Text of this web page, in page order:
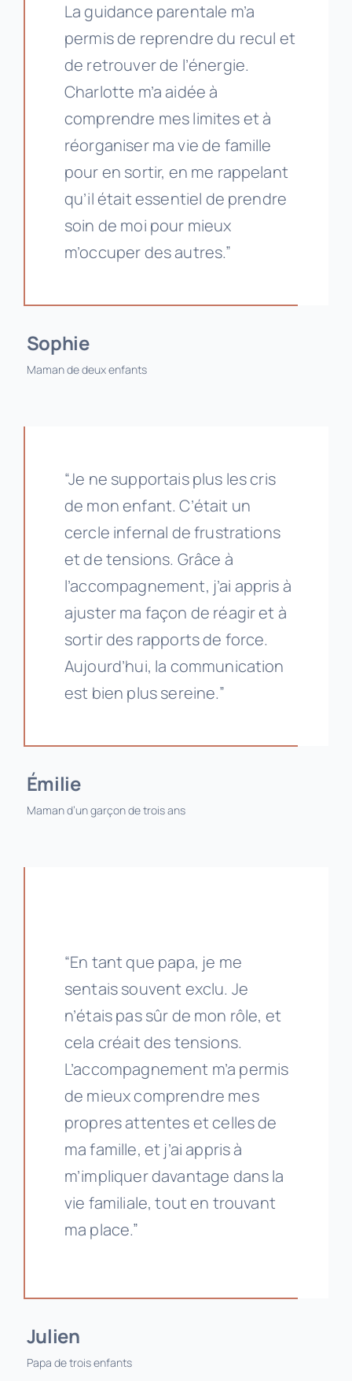
La guidance parentale m’a
permis de reprendre du recul et
de retrouver de l’énergie.
Charlotte m’a aidée à
comprendre mes limites et à
réorganiser ma vie de famille
pour en sortir, en me rappelant
qu’il était essentiel de prendre
soin de moi pour mieux
m’occuper des autres.”
Sophie
Maman de deux enfants
“Je ne supportais plus les cris
de mon enfant. C’était un
cercle infernal de frustrations
et de tensions. Grâce à
l’accompagnement, j’ai appris à
ajuster ma façon de réagir et à
sortir des rapports de force.
Aujourd’hui, la communication
est bien plus sereine.”
Émilie
Maman d’un garçon de trois ans
“En tant que papa, je me
sentais souvent exclu. Je
n’étais pas sûr de mon rôle, et
cela créait des tensions.
L’accompagnement m’a permis
de mieux comprendre mes
propres attentes et celles de
ma famille, et j’ai appris à
m’impliquer davantage dans la
vie familiale, tout en trouvant
ma place.”
Julien
Papa de trois enfants